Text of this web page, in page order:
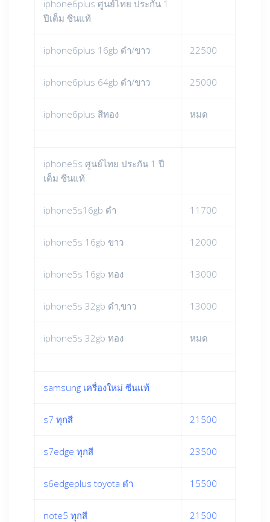
iphone6plus ศูนย์ไทย ประกัน 1
ปีเต็ม ซีนแท้
iphone6plus 16gb ดำ/ขาว 22500
iphone6plus 64gb ดำ/ขาว 25000
iphone6plus สีทอง หมด
iphone5s ศูนย์ไทย ประกัน 1 ปี
เต็ม ซีนแท้
iphone5s16gb ดำ 11700
iphone5s 16gb ขาว 12000
iphone5s 16gb ทอง 13000
iphone5s 32gb ดำ,ขาว 13000
iphone5s 32gb ทอง หมด
samsung เครื่องใหม่ ซีนแท้
s7 ทุกสี 21500
s7edge ทุกสี 23500
s6edgeplus toyota ดำ 15500
note5 ทุกสี 21500